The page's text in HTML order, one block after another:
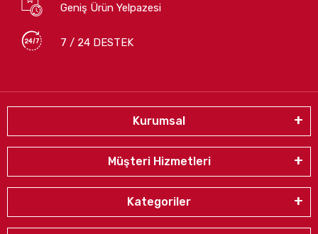
Geniş Ürün Yelpazesi
7 / 24 DESTEK
Kurumsal
Müşteri Hizmetleri
Kategoriler